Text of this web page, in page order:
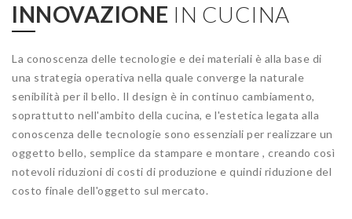
INNOVAZIONE IN CUCINA
La conoscenza delle tecnologie e dei materiali è alla base di
una strategia operativa nella quale converge la naturale
senibilità per il bello. Il design è in continuo cambiamento,
soprattutto nell'ambito della cucina, e l'estetica legata alla
conoscenza delle tecnologie sono essenziali per realizzare un
oggetto bello, semplice da stampare e montare , creando così
notevoli riduzioni di costi di produzione e quindi riduzione del
costo finale dell'oggetto sul mercato.